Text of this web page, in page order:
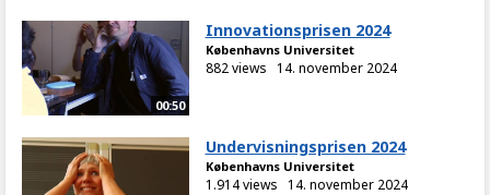
00:50
Innovationsprisen 2024
Københavns Universitet
882 views 14. november 2024
Undervisningsprisen 2024
Københavns Universitet
1.914 views 14. november 2024